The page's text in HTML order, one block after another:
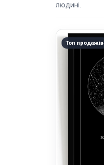
людині.
Топ продажів